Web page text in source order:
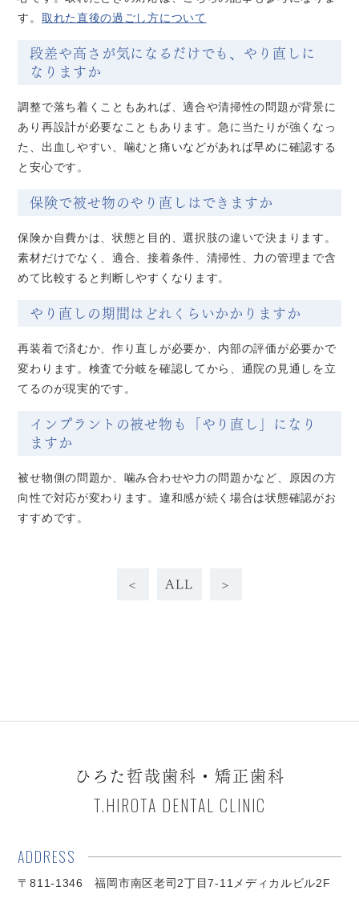
す。 取れた直後の過ごし方について
段差や高さが気になるだけでも、やり直しに
なりますか
調整で落ち着くこともあれば、適合や清掃性の問題が背景に
あり再設計が必要なこともあります。急に当たりが強くなっ
た、出血しやすい、噛むと痛いなどがあれば早めに確認する
と安心です。
保険で被せ物のやり直しはできますか
保険か自費かは、状態と目的、選択肢の違いで決まります。
素材だけでなく、適合、接着条件、清掃性、力の管理まで含
めて比較すると判断しやすくなります。
やり直しの期間はどれくらいかかりますか
再装着で済むか、作り直しが必要か、内部の評価が必要かで
変わります。検査で分岐を確認してから、通院の見通しを立
てるのが現実的です。
インプラントの被せ物も「やり直し」になり
ますか
被せ物側の問題か、噛み合わせや力の問題かなど、原因の方
向性で対応が変わります。違和感が続く場合は状態確認がお
すすめです。
< ALL >
ひろた哲哉歯科・矯正歯科
T.HIROTA DENTAL CLINIC
ADDRESS
〒811-1346 福岡市南区老司2丁目7-11メディカルビル2F